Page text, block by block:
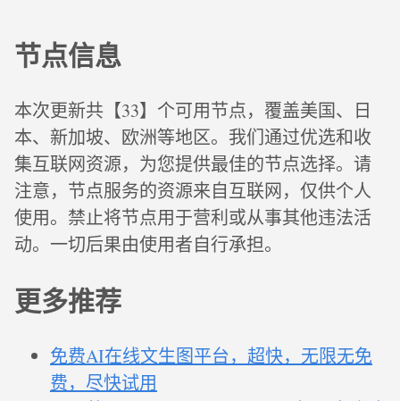
节点信息
本次更新共【33】个可用节点，覆盖美国、日
本、新加坡、欧洲等地区。我们通过优选和收
集互联网资源，为您提供最佳的节点选择。请
注意，节点服务的资源来自互联网，仅供个人
使用。禁止将节点用于营利或从事其他违法活
动。一切后果由使用者自行承担。
更多推荐
免费AI在线文生图平台，超快，无限无免
费，尽快试用